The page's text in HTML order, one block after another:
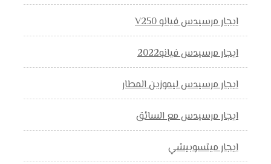
ايجار مرسيدس فيانو V250
ايجار مرسيدس فيانو2022
ايجار مرسيدس ليموزين المطار
ايجار مرسيدس مع السائق
ايجار ميتسوبيشي